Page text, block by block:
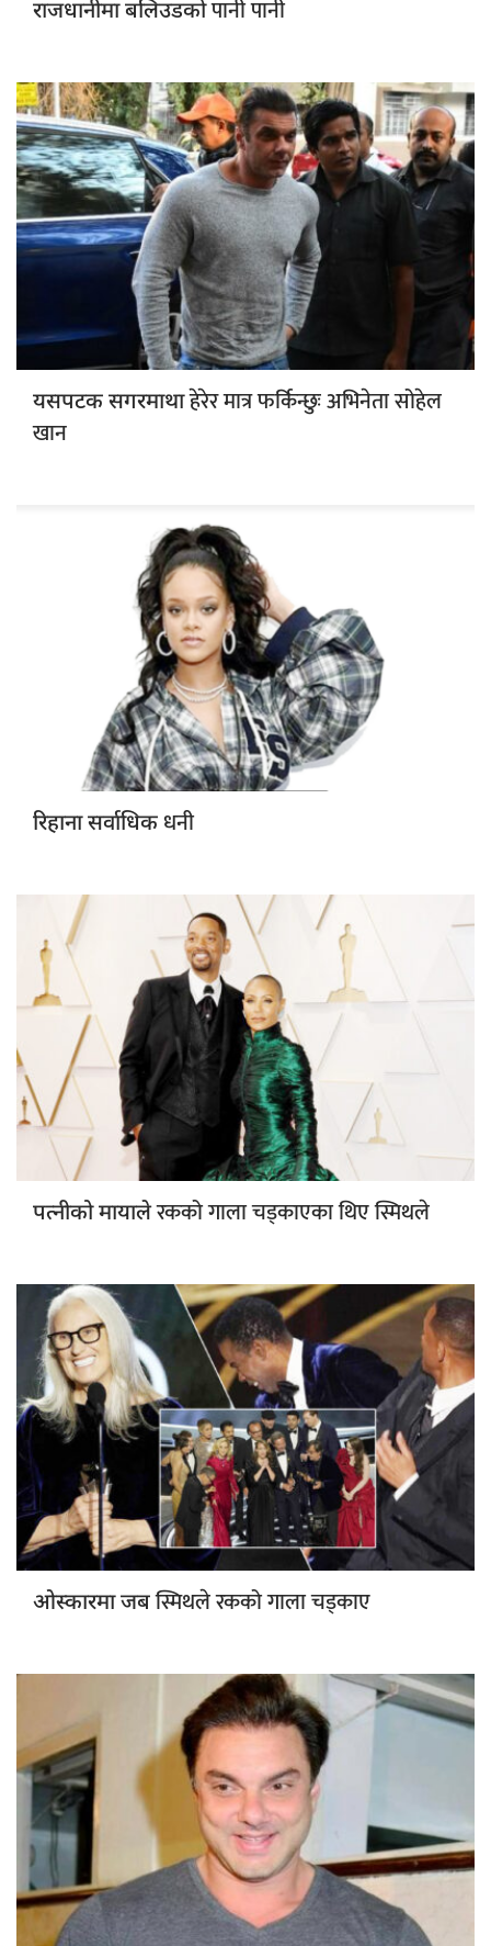
राजधानीमा बलिउडकोपानी पानी
यसपटक सगरमाथाहेरेर मात्र फर्किन्छुः अभिनेता सोहेल
खान
रिहाना सर्वाधिकधनी
पत्नीको मायालेरकको गाला चड्काएका थिए स्मिथले
ओस्कारमा जबस्मिथले रकको गाला चड्काए